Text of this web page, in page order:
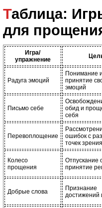
Таблица: Игры и упражнения
для
Игра/
упражнение
Радуга эмоций
Понимание
принятие
эмоций
Письмо себе
обид и
себя
Перевоплощение
ошибок с
точек зрения
Колесо
прощения
Отпускание
принятие
Добрые слова
Признание
достижений